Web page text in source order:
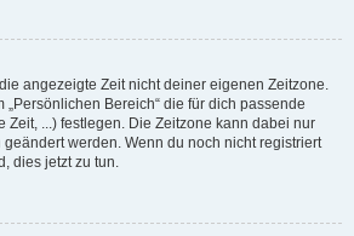
angezeigte Zeit nicht deiner eigenen Zeitzone.
„Persönlichen Bereich“ die für dich passende
Zeit, ...) festlegen. Die Zeitzone kann dabei nur
werden. Wenn du noch nicht registriert
dies jetzt zu tun.